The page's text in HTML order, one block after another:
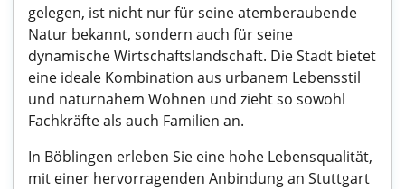
gelegen, ist nicht nur für seine atemberaubende
Natur bekannt, sondern auch für seine
dynamische Wirtschaftslandschaft. Die Stadt bietet
eine ideale Kombination aus urbanem Lebensstil
und naturnahem Wohnen und zieht so sowohl
Fachkräfte als auch Familien an.
In Böblingen erleben Sie eine hohe Lebensqualität,
mit einer hervorragenden Anbindung an Stuttgart